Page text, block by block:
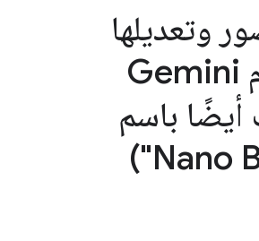
وتعديلها
باستخدام Gemini
أيضًا باسم